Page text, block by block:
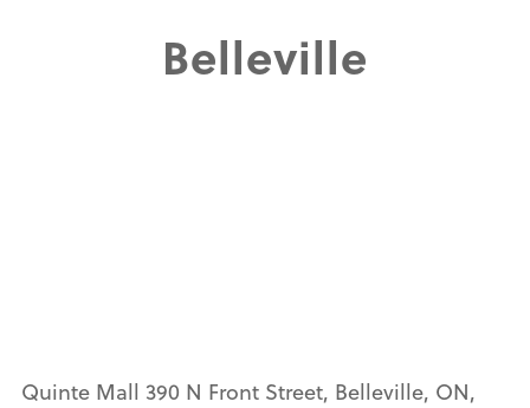
Belleville
Quinte Mall 390 N Front Street, Belleville, ON,